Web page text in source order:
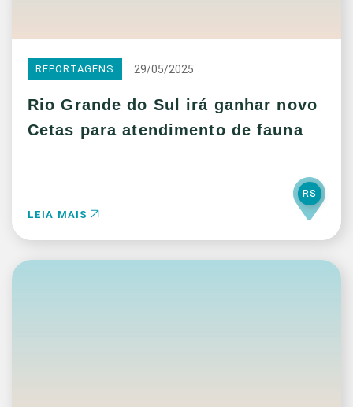
REPORTAGENS 29/05/2025
Rio Grande do Sul irá ganhar novo
Cetas para atendimento de fauna
LEIA MAIS
RS